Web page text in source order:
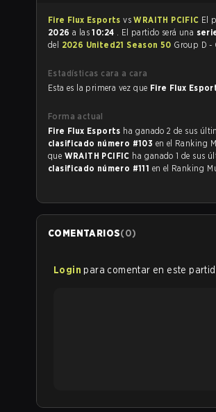
Fire Flux EsportsvsWRAITH PCIFIC
2026 a las10:24 . El partido será una
del 2026 United21 Season 50 Group D -
Estadísticas cara a cara
Esta es la primera vez que Fire Flux
Forma actual
Fire Flux Esports ha ganado 2 de sus
clasificado número #103 en el Ranking
que WRAITH PCIFIC ha ganado 1 de sus
clasificado número #111 en el Ranking
COMENTARIOS(0)
Login para comentar en este